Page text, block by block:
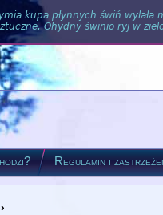
kupa płynnych świń wylała
Ohydny świnio ryj w
Regulamin i
›